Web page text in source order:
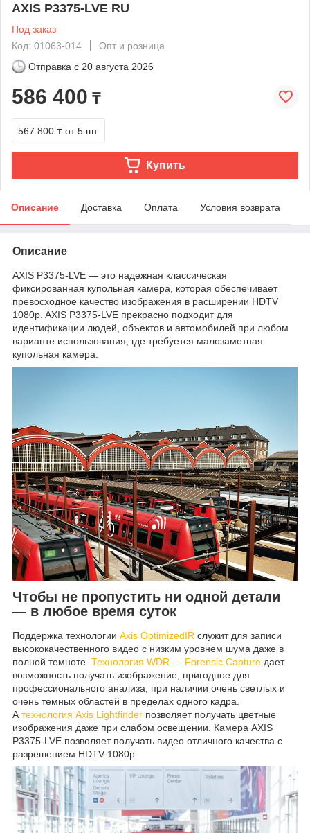
AXIS P3375-LVE RU
Под заказ
Код: 01063-014
Опт и розница
Отправка с 20 августа 2026
586 400 ₸
567 800 ₸ от 5 шт.
Купить
Описание Доставка Оплата Условия возврата
Описание
AXIS P3375-LVE — это надежная классическая
фиксированная купольная камера, которая обеспечивает
превосходное качество изображения в расширении HDTV
1080p. AXIS P3375-LVE прекрасно подходит для
идентификации людей, объектов и автомобилей при любом
варианте использования, где требуется малозаметная
купольная камера.
Чтобы не пропустить ни одной детали
— в любое время суток
Поддержка технологии Axis OptimizedIR служит для записи
высококачественного видео с низким уровнем шума даже в
полной темноте. Технология WDR — Forensic Capture дает
возможность получать изображение, пригодное для
профессионального анализа, при наличии очень светлых и
очень темных областей в пределах одного кадра.
Атехнология Axis Lightfinder позволяет получать цветные
изображения даже при слабом освещении. Камера AXIS
P3375-LVE позволяет получать видео отличного качества с
разрешением HDTV 1080p.